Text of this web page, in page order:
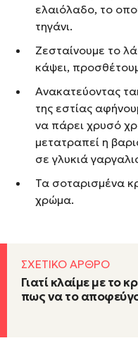
ελαιόλαδο, το
τηγάνι.
Ζεσταίνουμε το
κάψει,
Ανακατεύοντας
της εστίας
να πάρει χρυσό
μετατραπεί η
σε γλυκιά
Τα σοταρισμένα
χρώμα.
ΣΧΕΤΙΚΟ ΑΡΘΡΟ
Γιατί κλαίμε με το
πως να το